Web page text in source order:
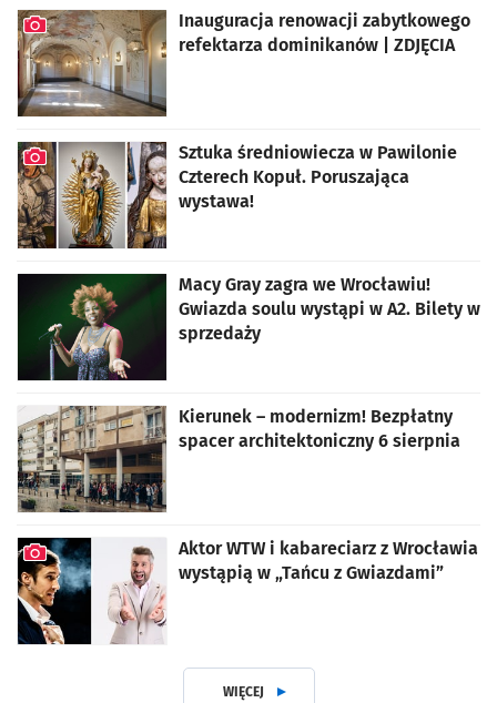
Inauguracja renowacji zabytkowego
refektarza dominikanów | ZDJĘCIA
Sztuka średniowiecza w Pawilonie
Czterech Kopuł. Poruszająca
wystawa!
Macy Gray zagra we Wrocławiu!
Gwiazda soulu wystąpi w A2. Bilety w
sprzedaży
Kierunek – modernizm! Bezpłatny
spacer architektoniczny 6 sierpnia
Aktor WTW i kabareciarz z Wrocławia
wystąpią w „Tańcu z Gwiazdami”
WIĘCEJ ARTYKUŁÓW